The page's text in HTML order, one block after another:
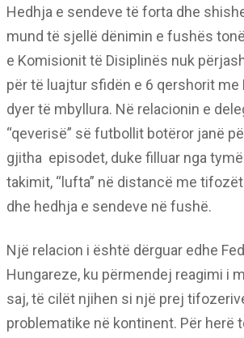
Hedhja e sendeve të forta dhe
mund të sjellë dënimin e fushës
e Komisionit të Disiplinës nuk
për të luajtur sfidën e 6 qershorit me
dyer të mbyllura. Në relacionin e
“qeverisë” së futbollit botëror janë
gjitha episodet, duke filluar nga
takimit, “lufta” në distancë me
dhe hedhja e sendeve në fushë.
Një relacion i është dërguar edhe
Hungareze, ku përmendej reagimi i
saj, të cilët njihen si një prej
problematike në kontinent. Për herë